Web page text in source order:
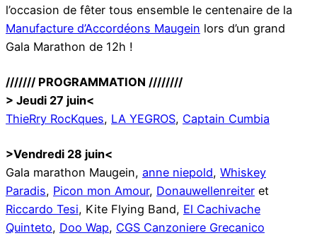
l’occasion de fêter tous ensemble le centenaire de la
Manufacture d’Accordéons Maugein lors d’un grand
Gala Marathon de 12h !
/////// PROGRAMMATION ////////
> Jeudi 27 juin<
ThieRry RocKques, LA YEGROS, Captain Cumbia
>Vendredi 28 juin<
Gala marathon Maugein, anne niepold, Whiskey
Paradis, Picon mon Amour, Donauwellenreiter et
Riccardo Tesi, Kite Flying Band, El Cachivache
Quinteto, Doo Wap, CGS Canzoniere Grecanico